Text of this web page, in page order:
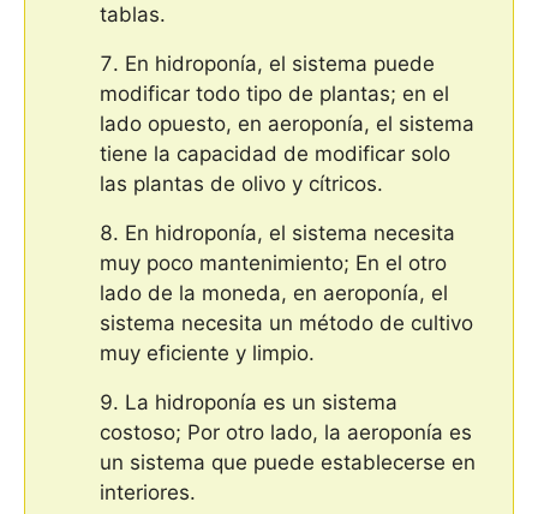
tablas.
En hidroponía, el sistema puede
modificar todo tipo de plantas; en el
lado opuesto, en aeroponía, el sistema
tiene la capacidad de modificar solo
las plantas de olivo y cítricos.
En hidroponía, el sistema necesita
muy poco mantenimiento; En el otro
lado de la moneda, en aeroponía, el
sistema necesita un método de cultivo
muy eficiente y limpio.
La hidroponía es un sistema
costoso; Por otro lado, la aeroponía es
un sistema que puede establecerse en
interiores.